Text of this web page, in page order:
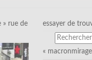
» rue de
essayer de
«